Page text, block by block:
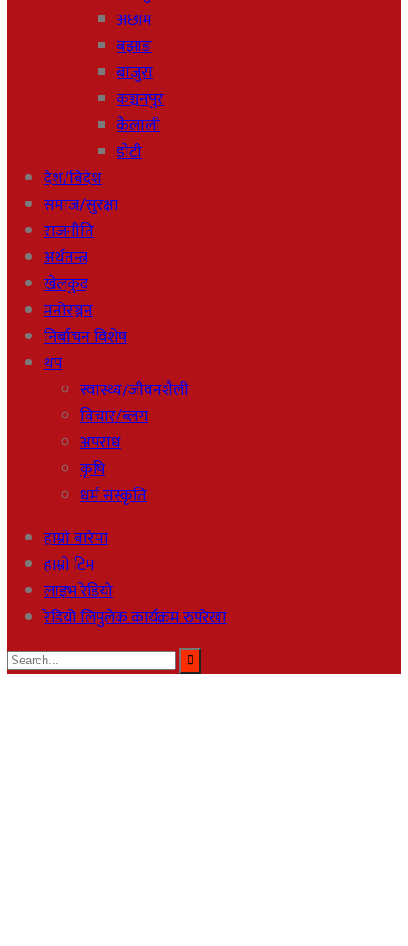
अछाम
बझाङ
बाजुरा
कञ्चनपुर
कैलाली
डाेटी
देश/बिदेश
समाज/सुरक्षा
राजनीति
अर्थतन्त्र
खेलकुद
मनोरञ्जन
निर्बाचन विशेष
थप
स्वास्थ्य/जीवनशैली
विचार/ब्लग
अपराध
कृषि
धर्म संस्कृति
हाम्रो बारेमा
हाम्रो टिम
लाइभ रेडियो
रेडियो लिपुलेक कार्यक्रम रुपरेखा